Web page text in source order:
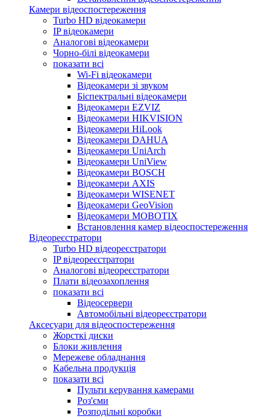
Камери відеоспостереження
Turbo HD відеокамери
IP відеокамери
Аналогові відеокамери
Чорно-білі відеокамери
показати всі
Wi-Fi відеокамери
Відеокамери зі звуком
Біспектральні відеокамери
Відеокамери EZVIZ
Відеокамери HIKVISION
Відеокамери HiLook
Відеокамери DAHUA
Відеокамери UniArch
Відеокамери UniView
Відеокамери BOSCH
Відеокамери AXIS
Відеокамери WISENET
Відеокамери GeoVision
Відеокамери MOBOTIX
Встановлення камер відеоспостереження
Відеореєстратори
Turbo HD відеореєстратори
IP відеореєстратори
Аналогові відеореєстратори
Плати відеозахоплення
показати всі
Відеосервери
Автомобільні відеореєстратори
Аксесуари для відеоспостереження
Жорсткі диски
Блоки живлення
Мережеве обладнання
Кабельна продукція
показати всі
Пульти керування камерами
Роз'єми
Розподільні коробки